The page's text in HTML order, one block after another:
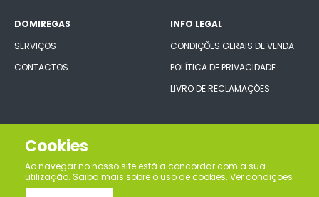
DOMIREGAS
SERVIÇOS
CONTACTOS
INFO LEGAL
CONDIÇÕES GERAIS DE VENDA
POLÍTICA DE PRIVACIDADE
LIVRO DE RECLAMAÇÕES
CONECTE-SE CONNOSCO
Cookies
Ao navegar no nosso site está a concordar com a sua
utilização. Saiba mais sobre o uso de cookies. Ver condições